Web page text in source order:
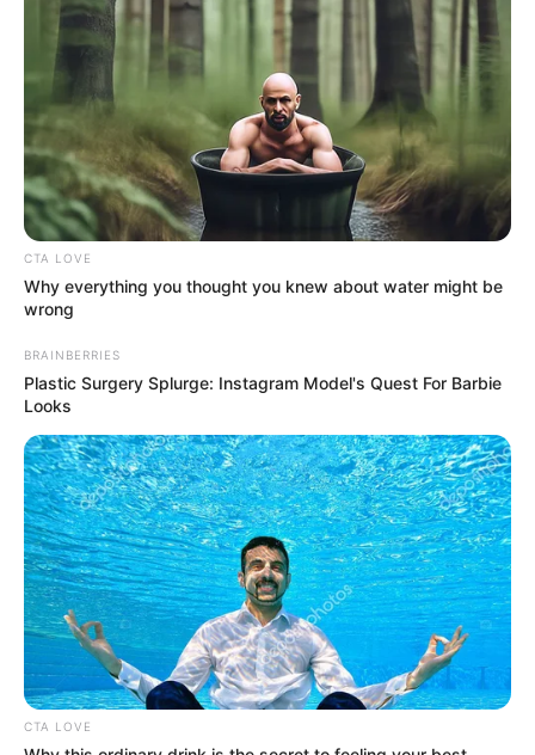
A los 18, las citas no necesitan lujos. No hace
falta un restaurante caro ni promesas
imposibles. Basta una caminata sin rumbo, una
conversación que fluye, una risa inesperada.
CTA LOVE
Why everything you thought you knew about water might be
wrong
BRAINBERRIES
Plastic Surgery Splurge: Instagram Model's Quest For Barbie
Looks
CTA LOVE